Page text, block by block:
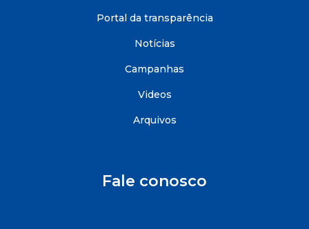
Portal da transparência
Notícias
Campanhas
Videos
Arquivos
Fale conosco